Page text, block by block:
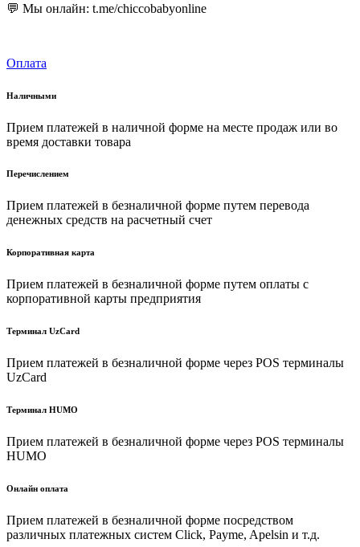
💬 Мы онлайн: t.me/chiccobabyonline
Оплата
Наличными
Прием платежей в наличной форме на месте продаж или во
время доставки товара
Перечислением
Прием платежей в безналичной форме путем перевода
денежных средств на расчетный счет
Корпоративная карта
Прием платежей в безналичной форме путем оплаты с
корпоративной карты предприятия
Терминал UzCard
Прием платежей в безналичной форме через POS терминалы
UzCard
Терминал HUMO
Прием платежей в безналичной форме через POS терминалы
HUMO
Онлайн оплата
Прием платежей в безналичной форме посредством
различных платежных систем Click, Payme, Apelsin и т.д.